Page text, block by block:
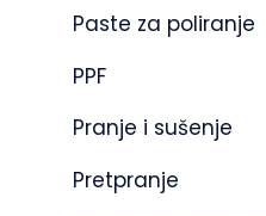
Paste za poliranje
PPF
Pranje i sušenje
Pretpranje